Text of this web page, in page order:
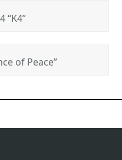
“K4”
of Peace”